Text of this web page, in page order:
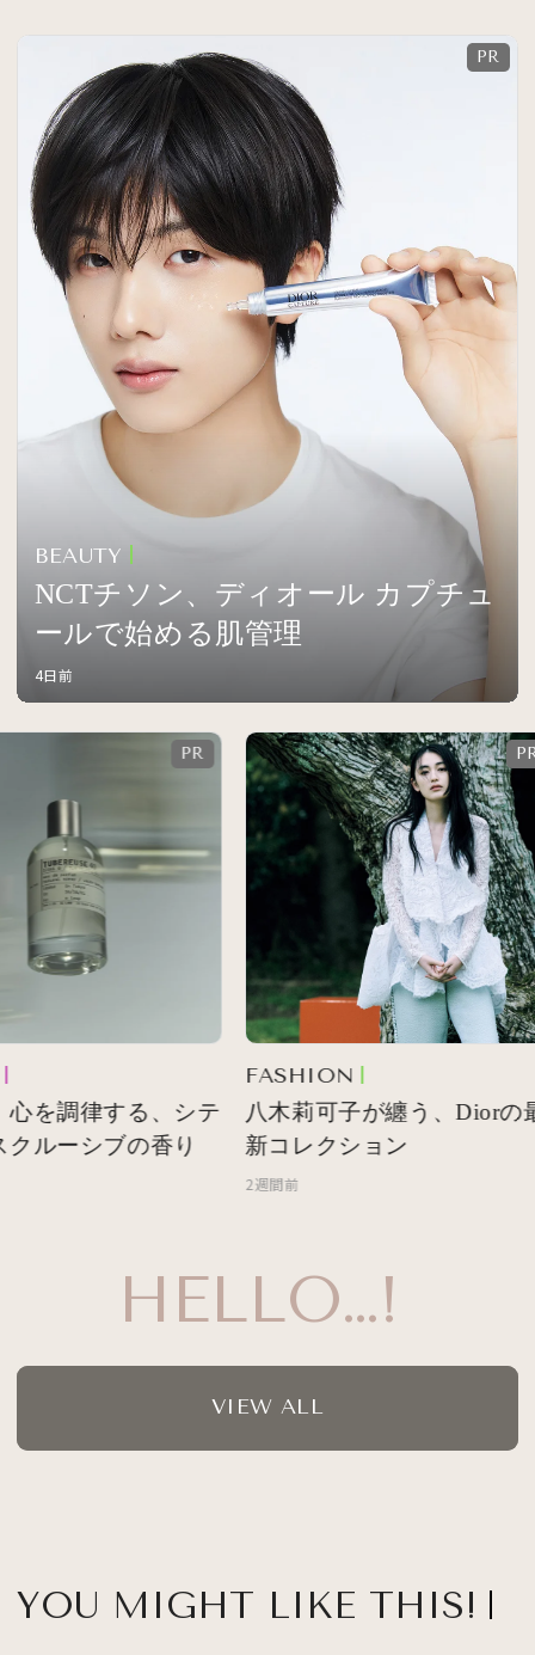
BEAUTY
NCTチソン、ディオール カプチュ
ールで始める肌管理
4日前
HELLO…!
を調律する、シテ
ルーシブの香り
FASHION
八木莉可子が纏う、Diorの最
新コレクション
2週間前
VIEW ALL
YOU MIGHT LIKE THIS!